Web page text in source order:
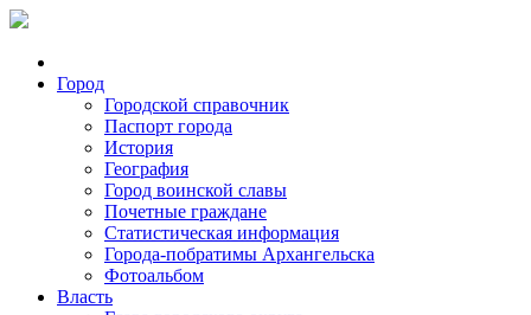
Город
Городской справочник
Паспорт города
История
География
Город воинской славы
Почетные граждане
Статистическая информация
Города-побратимы Архангельска
Фотоальбом
Власть